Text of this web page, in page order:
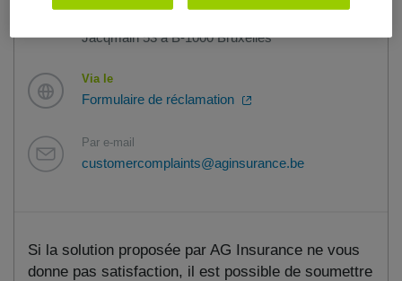
Jacqmain 53 à B-1000 Bruxelles
Via le
Formulaire de réclamation
Par e-mail
customercomplaints@aginsurance.be
Si la solution proposée par AG Insurance ne vous
donne pas satisfaction, il est possible de soumettre